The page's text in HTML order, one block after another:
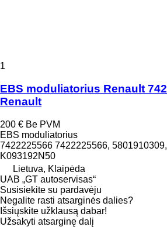
1
EBS moduliatorius Renault
Renault
200 € Be PVM
EBS moduliatorius
7422225566 7422225566,
K093192N50
Lietuva, Klaipėda
UAB „GT autoservisas“
Susisiekite su pardavėju
Negalite rasti atsarginės dalies?
Išsiųskite užklausą dabar!
Užsakyti atsarginę dalį